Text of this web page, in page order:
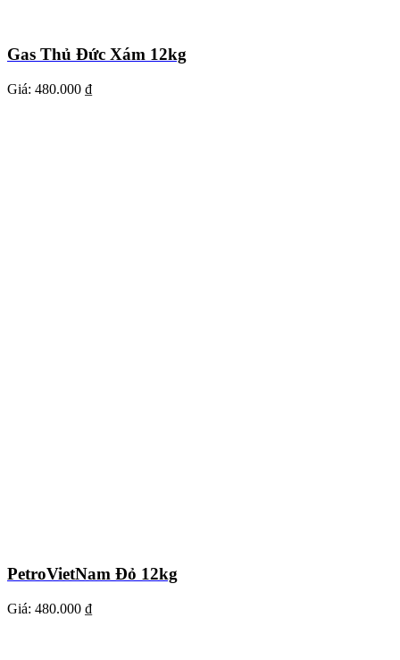
Gas Thủ Đức Xám 12kg
Giá: 480.000 ₫
PetroVietNam Đỏ 12kg
Giá: 480.000 ₫